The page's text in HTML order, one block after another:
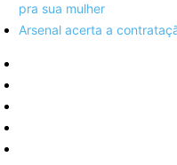
pra sua mulher
Arsenal acerta a